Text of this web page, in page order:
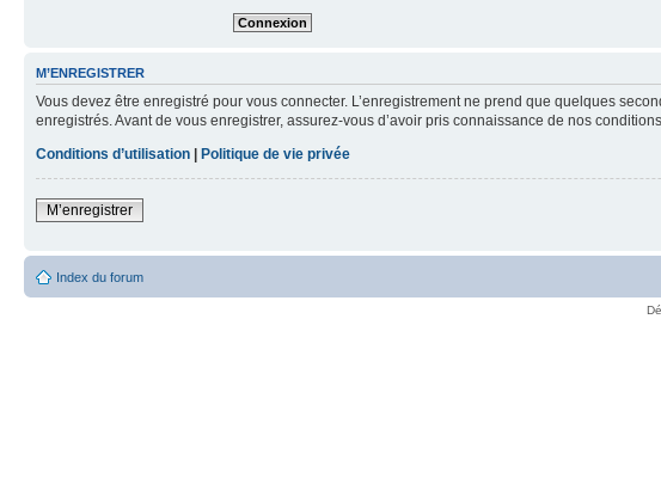
M’ENREGISTRER
Vous devez être enregistré pour vous connecter. L’enregistrement ne prend que quelques
enregistrés. Avant de vous enregistrer, assurez-vous d’avoir pris connaissance de nos
Conditions d’utilisation | Politique de vie privée
M’enregistrer
Index du forum